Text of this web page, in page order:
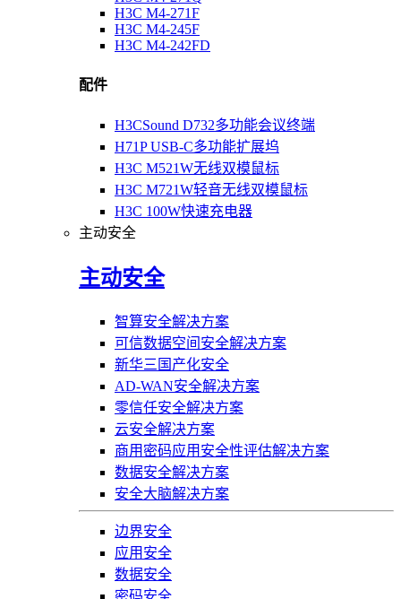
H3C M4-271F
H3C M4-245F
H3C M4-242FD
配件
H3CSound D732多功能会议终端
H71P USB-C多功能扩展坞
H3C M521W无线双模鼠标
H3C M721W轻音无线双模鼠标
H3C 100W快速充电器
主动安全
主动安全
智算安全解决方案
可信数据空间安全解决方案
新华三国产化安全
AD-WAN安全解决方案
零信任安全解决方案
云安全解决方案
商用密码应用安全性评估解决方案
数据安全解决方案
安全大脑解决方案
边界安全
应用安全
数据安全